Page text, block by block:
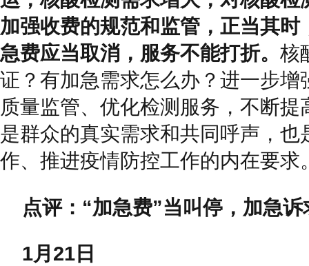
加强收费的规范和监管，正当其时
急费应当取消，服务不能打折。 核
证？有加急需求怎么办？进一步增
质量监管、优化检测服务，不断提
是群众的真实需求和共同呼声，也
作、推进疫情防控工作的内在要求
点评：“加急费”当叫停，加急
1月21日